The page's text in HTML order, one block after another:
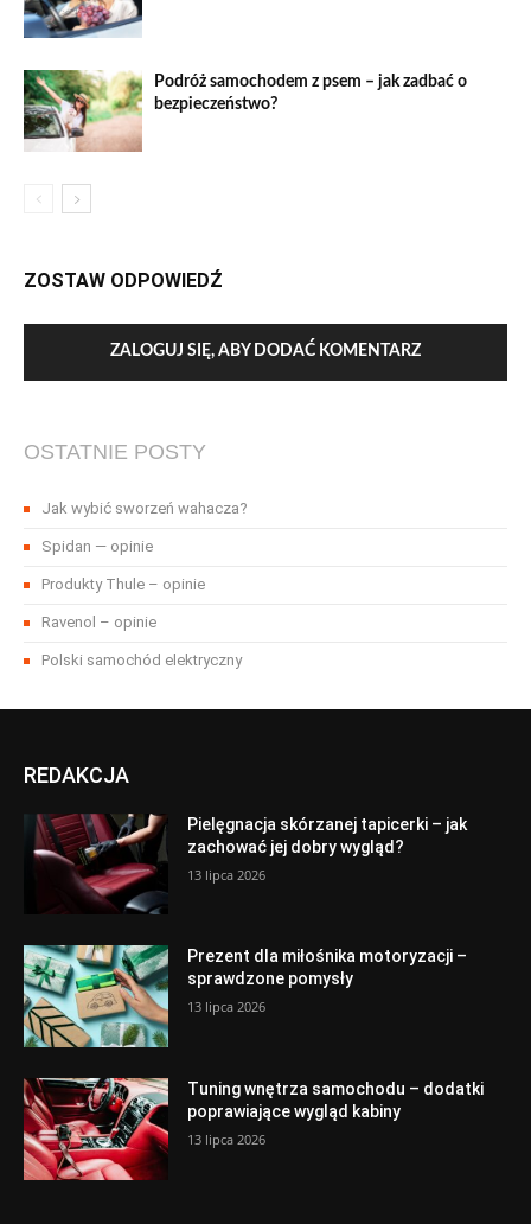
Podróż samochodem z psem – jak zadbać o
bezpieczeństwo?
ZOSTAW ODPOWIEDŹ
ZALOGUJ SIĘ, ABY DODAĆ KOMENTARZ
OSTATNIE POSTY
Jak wybić sworzeń wahacza?
Spidan — opinie
Produkty Thule – opinie
Ravenol – opinie
Polski samochód elektryczny
REDAKCJA
Pielęgnacja skórzanej tapicerki – jak
zachować jej dobry wygląd?
13 lipca 2026
Prezent dla miłośnika motoryzacji –
sprawdzone pomysły
13 lipca 2026
Tuning wnętrza samochodu – dodatki
poprawiające wygląd kabiny
13 lipca 2026